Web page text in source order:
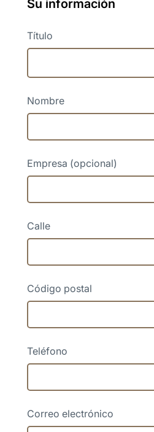
Su información
Título
Nombre
Empresa (opcional)
Calle
Código postal
Teléfono
Correo electrónico